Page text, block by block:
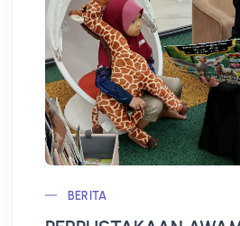
BERITA